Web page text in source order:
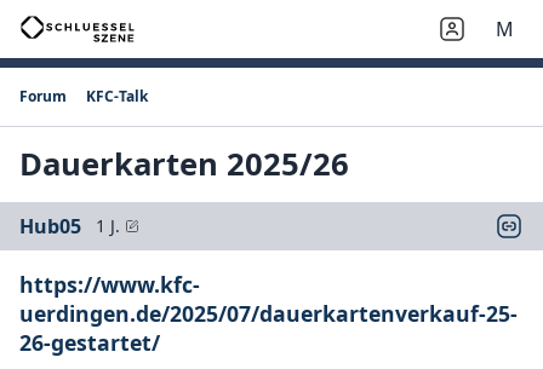
M
Forum KFC-Talk
Dauerkarten 2025/26
Hub05 1 J.
https://www.kfc-
uerdingen.de/2025/07/dauerkartenverkauf-25-
26-gestartet/